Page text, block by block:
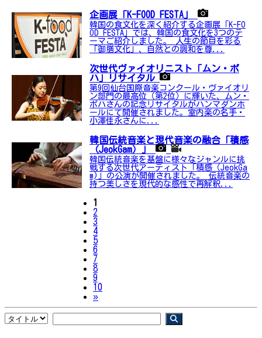
企画展「K-FOOD FESTA」
韓国の食文化を深く紹介する企画展「K-FO
OD FESTA」では、韓国の食文化を3つのテ
ーマご紹介しました。 人生の節目を彩る
「御膳文化」、自然との調和を尊...
次世代ヴァイオリニスト「ムン・ボ
ハ」リサイタル
第9回仙台国際音楽コンクール・ヴァイオリ
ン部門の最高位（第2位）に輝いた、ムン・
ボハさんの記念リサイタルがハンマダンホ
ールにて開催されました。室内楽の名手・
小澤佳永さんに...
韓国伝統音楽と現代音楽の融合「積感
（JeokGam）」
韓国伝統音楽を基盤に様々なジャンルに挑
戦する次世代アーティスト「積感（JeokGa
m)」の公演が開催されました。 伝統音楽の
持つ美しさを現代的な感性で再解釈...
1
2
3
4
5
6
7
8
9
10
»Next